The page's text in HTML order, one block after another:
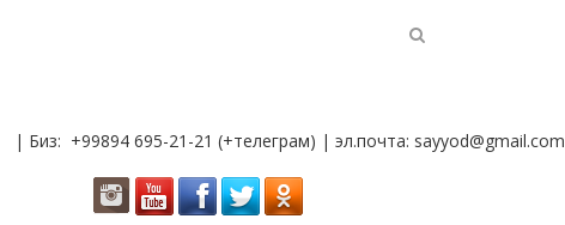
| Биз: +99894 695-21-21 (+телеграм) | эл.почта: sayyod@gmail.com